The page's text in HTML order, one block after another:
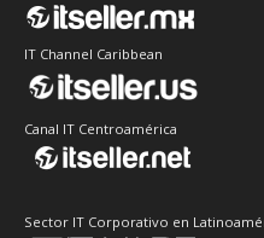
IT Channel Caribbean
Canal IT Centroamérica
Sector IT Corporativo en